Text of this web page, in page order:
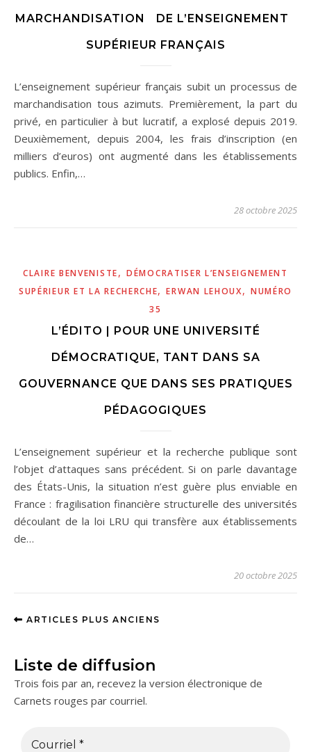
MARCHANDISATION DE L’ENSEIGNEMENT
SUPÉRIEUR FRANÇAIS
L’enseignement supérieur français subit un processus de
marchandisation tous azimuts. Premièrement, la part du
privé, en particulier à but lucratif, a explosé depuis 2019.
Deuxièmement, depuis 2004, les frais d’inscription (en
milliers d’euros) ont augmenté dans les établissements
publics. Enfin,…
28 octobre 2025
CLAIRE BENVENISTE, DÉMOCRATISER L’ENSEIGNEMENT
SUPÉRIEUR ET LA RECHERCHE,ERWAN LEHOUX, NUMÉRO
35
L’ÉDITO | POUR UNE UNIVERSITÉ
DÉMOCRATIQUE, TANT DANS SA
GOUVERNANCE QUE DANS SES PRATIQUES
PÉDAGOGIQUES
L’enseignement supérieur et la recherche publique sont
l’objet d’attaques sans précédent. Si on parle davantage
des États-Unis, la situation n’est guère plus enviable en
France : fragilisation financière structurelle des universités
découlant de la loi LRU qui transfère aux établissements
de…
20 octobre 2025
ARTICLES PLUS ANCIENS
Liste de diffusion
Trois fois par an, recevez la version électronique de
Carnets rouges par courriel.